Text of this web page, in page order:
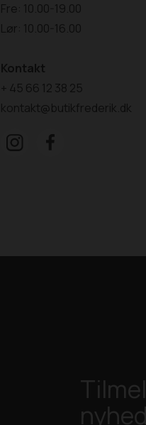
Fre: 10.00-19.00
Lør: 10.00-16.00
Kontakt
+ 45 66 12 38 25
kontakt@butikfrederik.dk